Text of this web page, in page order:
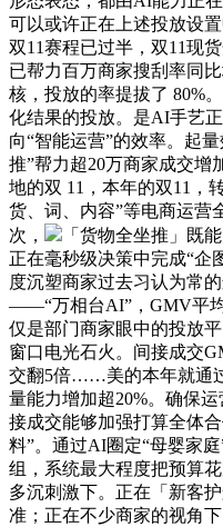
可以或许正在上述投放设
双11赛程已过半，双11现
已帮力百万商家搜刮率同
核，投放的率提拔了 80%
化结果的投放。是AI手艺
向“智能运营”的效率。起
推”帮力超20万商家成交增
地的双 11，本年的双11，
货、词、内容”等电商运营
次，
「货物全坐推」既
正在毫秒级决策中完成“
度沉塑商家过去习认为常
——“万相台AI”，GMV平
仅是部门商家眼中的投放
窗口电光石火。间接成交
交翻5倍……美的本年就通
量能力增加超20%。确保
接成交能够加强打算全体
料”。通过AI圈定“母婴家
组，系统最大程度把预算
多沉刺激下。正在「新客
准；正在不少商家的视角